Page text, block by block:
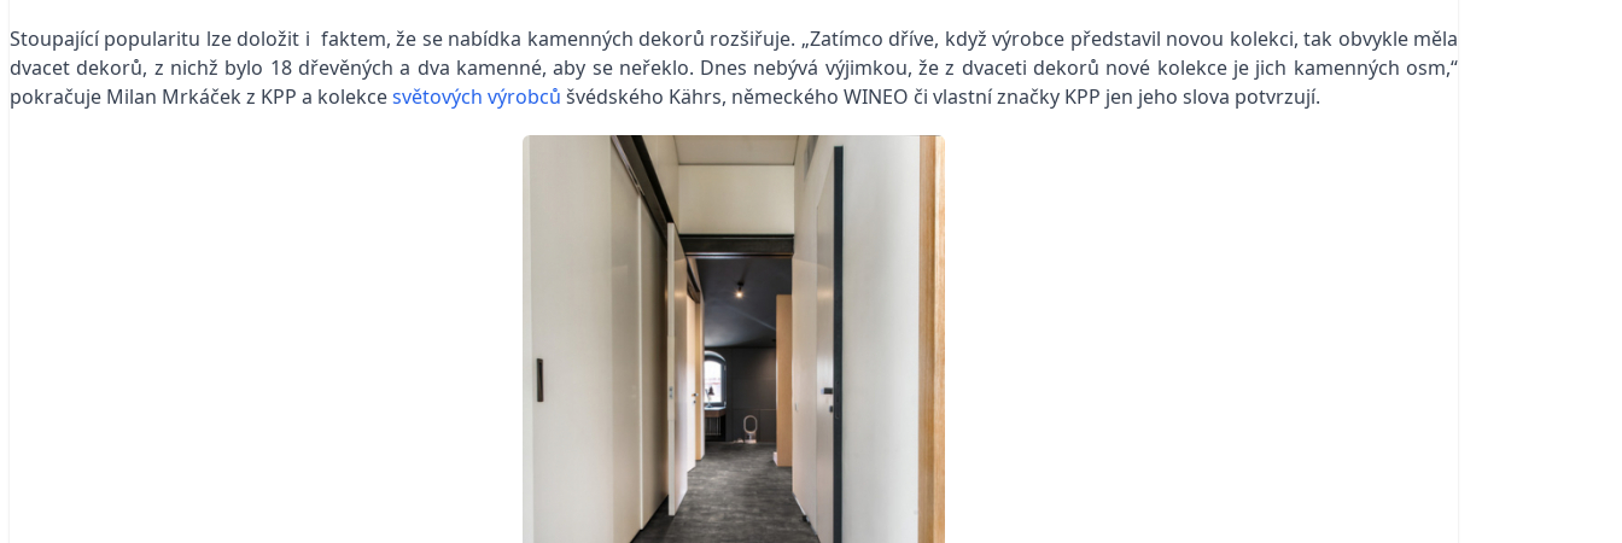
Stoupající popularitu lze doložit i faktem, že se nabídka kamenných dekorů rozšiřuje. „Zatímco dříve, když výrobce představil novou kolekci, tak obvykle měla
dvacet dekorů, z nichž bylo 18 dřevěných a dva kamenné, aby se neřeklo. Dnes nebývá výjimkou, že z dvaceti dekorů nové kolekce je jich kamenných osm,“
pokračuje Milan Mrkáček z KPP a kolekcesvětových výrobců švédského Kährs, německého WINEO či vlastní značky KPP jen jeho slova potvrzují.